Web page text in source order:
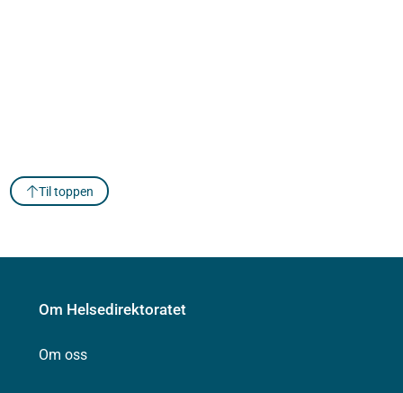
Til toppen
Om Helsedirektoratet
Om oss